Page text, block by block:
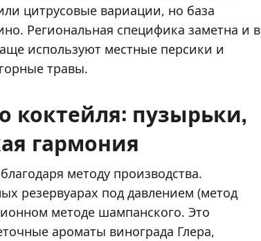
цитрусовые вариации, но база
Региональная специфика заметна и в
используют местные персики и
травы.
коктейля: пузырьки,
гармония
методу производства.
резервуарах под давлением (метод
методе шампанского. Это
ароматы винограда Глера,